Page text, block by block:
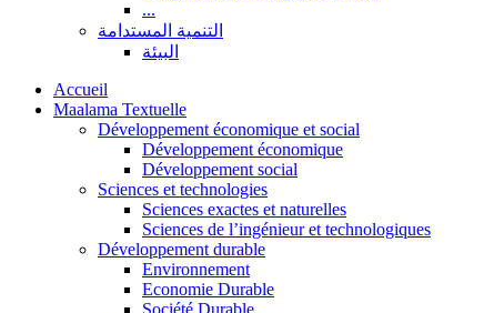
...
التنمية المستدامة
البيئة
Accueil
Maalama Textuelle
Développement économique et social
Développement économique
Développement social
Sciences et technologies
Sciences exactes et naturelles
Sciences de l’ingénieur et technologiques
Développement durable
Environnement
Economie Durable